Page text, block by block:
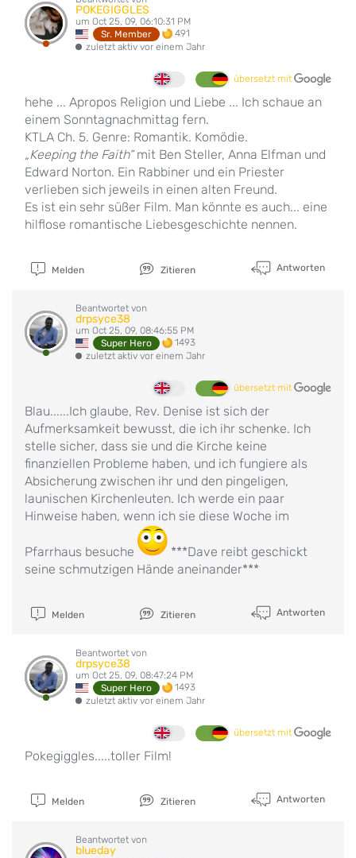
POKEGIGGLES
um Oct 25, 09, 06:10:31 PM
Sr. Member
491
zuletzt aktiv vor einem Jahr
übersetzt mit
hehe ... Apropos Religion und Liebe ... Ich schaue an
einem Sonntagnachmittag fern.
KTLA Ch. 5. Genre: Romantik. Komödie.
„Keeping the Faith“mit Ben Steller, Anna Elfman und
Edward Norton. Ein Rabbiner und ein Priester
verlieben sich jeweils in einen alten Freund.
Es ist ein sehr süßer Film. Man könnte es auch... eine
hilflose romantische Liebesgeschichte nennen.
Melden Zitieren Antworten
Beantwortet von
drpsyce38
um Oct 25, 09, 08:46:55 PM
Super Hero
1493
zuletzt aktiv vor einem Jahr
übersetzt mit
Blau......Ich glaube, Rev. Denise ist sich der
Aufmerksamkeit bewusst, die ich ihr schenke. Ich
stelle sicher, dass sie und die Kirche keine
finanziellen Probleme haben, und ich fungiere als
Absicherung zwischen ihr und den pingeligen,
launischen Kirchenleuten. Ich werde ein paar
Hinweise haben, wenn ich sie diese Woche im
Pfarrhaus besuche
***Dave reibt geschickt
seine schmutzigen Hände aneinander***
Melden Zitieren Antworten
Beantwortet von
drpsyce38
um Oct 25, 09, 08:47:24 PM
Super Hero
1493
zuletzt aktiv vor einem Jahr
übersetzt mit
Pokegiggles.....toller Film!
Melden Zitieren Antworten
Beantwortet von
blueday